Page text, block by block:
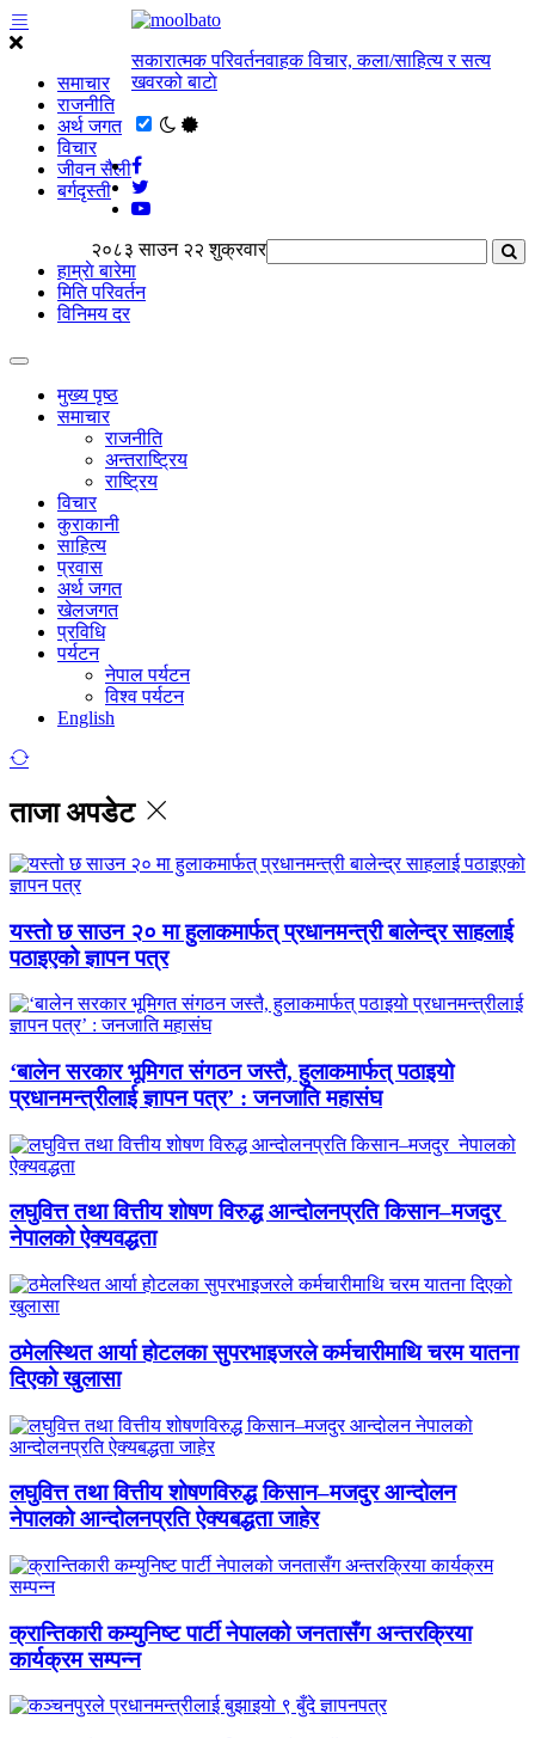
समाचार
राजनीति
अर्थ जगत
विचार
जीवन सैली
बर्गदृस्ती
सकारात्मक परिवर्तनवाहक विचार, कला/साहित्य र सत्य
खवरको बाटाे
२०८३ साउन २२ शुक्रवार
हाम्राे बारेमा
मिति परिवर्तन
विनिमय दर
मुख्य पृष्ठ
समाचार
राजनीति
अन्तराष्ट्रिय
राष्ट्रिय
विचार
कुराकानी
साहित्य
प्रवास
अर्थ जगत
खेलजगत
प्रविधि
पर्यटन
नेपाल पर्यटन
विश्व पर्यटन
English
ताजा अपडेट
यस्तो छ साउन २० मा हुलाकमार्फत् प्रधानमन्त्री बालेन्द्र साहलाई
पठाइएको ज्ञापन पत्र
‘बालेन सरकार भूमिगत संगठन जस्तै, हुलाकमार्फत् पठाइयो
प्रधानमन्त्रीलाई ज्ञापन पत्र’ : जनजाति महासंघ
लघुवित्त तथा वित्तीय शोषण विरुद्ध आन्दोलनप्रति किसान–मजदुर
नेपालको ऐक्यवद्धता
ठमेलस्थित आर्या होटलका सुपरभाइजरले कर्मचारीमाथि चरम यातना
दिएको खुलासा
लघुवित्त तथा वित्तीय शोषणविरुद्ध किसान–मजदुर आन्दोलन
नेपालको आन्दोलनप्रति ऐक्यबद्धता जाहेर
क्रान्तिकारी कम्युनिष्ट पार्टी नेपालको जनतासँग अन्तरक्रिया
कार्यक्रम सम्पन्न